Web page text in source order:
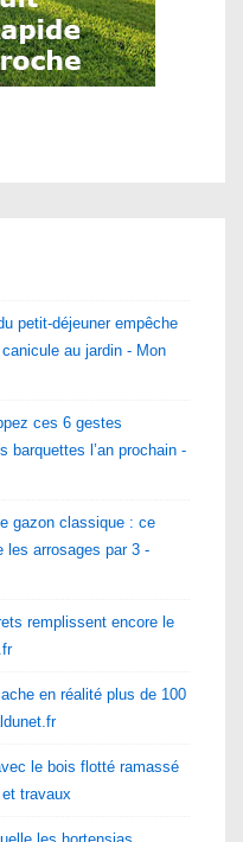
petit-déjeuner empêche
au jardin - Mon
ces 6 gestes
barquettes l’an prochain -
gazon classique : ce
les arrosages par 3 -
remplissent encore le
en réalité plus de 100
le bois flotté ramassé
travaux